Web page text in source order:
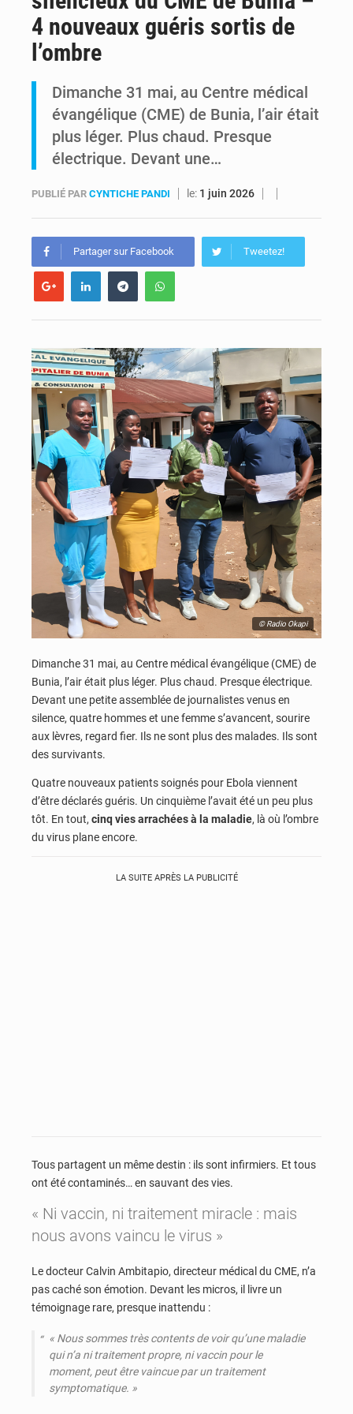
Alerte Ebola à Kinshasa : Un bateau sous haute surveillance accoste à Maluku avec 200 passagers à bord
4 nouveaux guéris sortis de
l’ombre
Dimanche 31 mai, au Centre médical
évangélique (CME) de Bunia, l’air était
plus léger. Plus chaud. Presque
électrique. Devant une…
PUBLIÉ PAR CYNTICHE PANDI le: 1 juin 2026
Partager sur Facebook Tweetez!
© Radio Okapi
Dimanche 31 mai, au Centre médical évangélique (CME) de
Bunia, l’air était plus léger. Plus chaud. Presque électrique.
Devant une petite assemblée de journalistes venus en
silence, quatre hommes et une femme s’avancent, sourire
aux lèvres, regard fier. Ils ne sont plus des malades. Ils sont
des survivants.
Quatre nouveaux patients soignés pour Ebola viennent
d’être déclarés guéris. Un cinquième l’avait été un peu plus
tôt. En tout, cinq vies arrachées à la maladie, là où l’ombre
du virus plane encore.
LA SUITE APRÈS LA PUBLICITÉ
Tous partagent un même destin : ils sont infirmiers. Et tous
ont été contaminés… en sauvant des vies.
« Ni vaccin, ni traitement miracle : mais
nous avons vaincu le virus »
Le docteur Calvin Ambitapio, directeur médical du CME, n’a
pas caché son émotion. Devant les micros, il livre un
témoignage rare, presque inattendu :
« Nous sommes très contents de voir qu’une maladie
qui n’a ni traitement propre, ni vaccin pour le
moment, peut être vaincue par un traitement
symptomatique. »